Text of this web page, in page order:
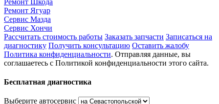
Ремонт Шкода
Ремонт Ягуар
Сервис Мазда
Сервис Хончи
Рассчитать стоимость работы Заказать запчасти Записаться на
диагностику Получить консультацию Оставить жалобу
Политика конфиденциальности. Отправляя данные, вы
соглашаетесь с Политикой конфиденциальности этого сайта.
Бесплатная диагностика
Выберите автосервис